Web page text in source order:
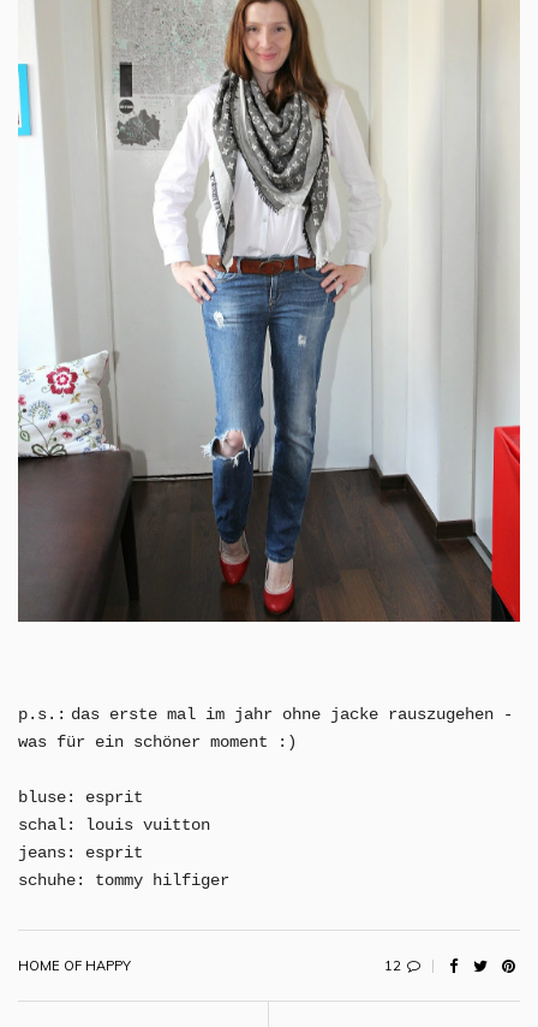
p.s.: das erste mal im jahr ohne jacke rauszugehen -
was für ein schöner moment :)
bluse: esprit
schal: louis vuitton
jeans: esprit
schuhe: tommy hilfiger
HOME OF HAPPY 12